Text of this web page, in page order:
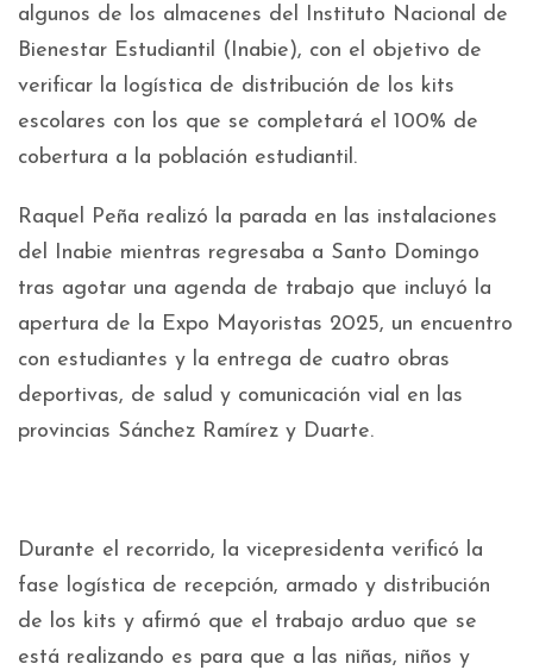
algunos de los almacenes del Instituto Nacional de
Bienestar Estudiantil (Inabie), con el objetivo de
verificar la logística de distribución de los kits
escolares con los que se completará el 100% de
cobertura a la población estudiantil.
Raquel Peña realizó la parada en las instalaciones
del Inabie mientras regresaba a Santo Domingo
tras agotar una agenda de trabajo que incluyó la
apertura de la Expo Mayoristas 2025, un encuentro
con estudiantes y la entrega de cuatro obras
deportivas, de salud y comunicación vial en las
provincias Sánchez Ramírez y Duarte.
Durante el recorrido, la vicepresidenta verificó la
fase logística de recepción, armado y distribución
de los kits y afirmó que el trabajo arduo que se
está realizando es para que a las niñas, niños y